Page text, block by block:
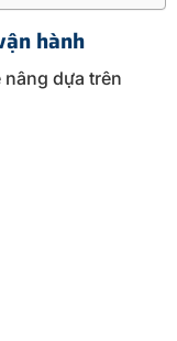
hành
dựa trên